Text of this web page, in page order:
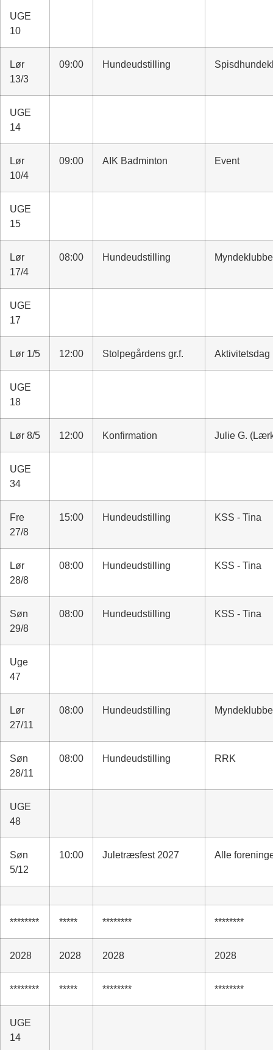
UGE
10
Lør
13/3
09:00 Hundeudstilling
UGE
14
Lør
10/4
09:00 AIK Badminton Event
UGE
15
Lør
17/4
08:00 Hundeudstilling
UGE
17
Lør 1/5 12:00 Stolpegårdens gr.f. Aktivitetsdag
UGE
18
Lør 8/5 12:00 Konfirmation Julie G.
UGE
34
Fre
27/8
15:00 Hundeudstilling KSS - Tina
Lør
28/8
08:00 Hundeudstilling KSS - Tina
Søn
29/8
08:00 Hundeudstilling KSS - Tina
Uge
47
Lør
27/11
08:00 Hundeudstilling
Søn
28/11
08:00 Hundeudstilling RRK
UGE
48
Søn
5/12
10:00 Juletræsfest 2027 Alle
******** ***** ******** ********
2028 2028 2028 2028
******** ***** ******** ********
UGE
14